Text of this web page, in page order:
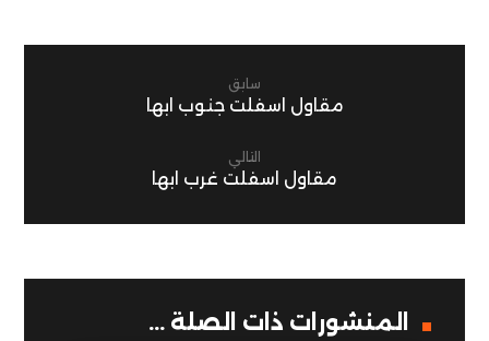
سابق
مقاول اسفلت جنوب ابها
التالي
مقاول اسفلت غرب ابها
المنشورات ذات الصلة ...